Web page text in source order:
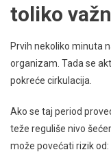
toliko
Prvih nekoliko minuta
organizam. Tada se
pokreće cirkulacija.
Ako se taj period
teže reguliše nivo
može povećati rizik od: